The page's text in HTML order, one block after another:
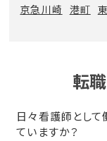
京急川崎
港町
転
日々看護師として
ていますか？